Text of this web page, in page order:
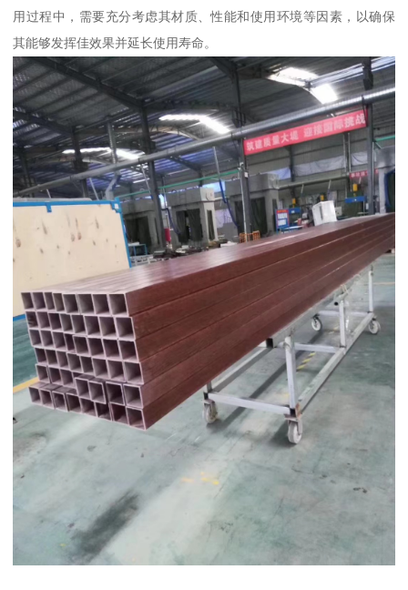
用过程中，需要充分考虑其材质、性能和使用环境等因素，以确保
其能够发挥佳效果并延长使用寿命。